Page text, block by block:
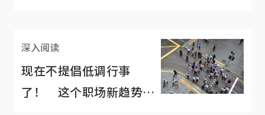
深入阅读
现在不提倡低调行事
了！ 这个职场新趋势要